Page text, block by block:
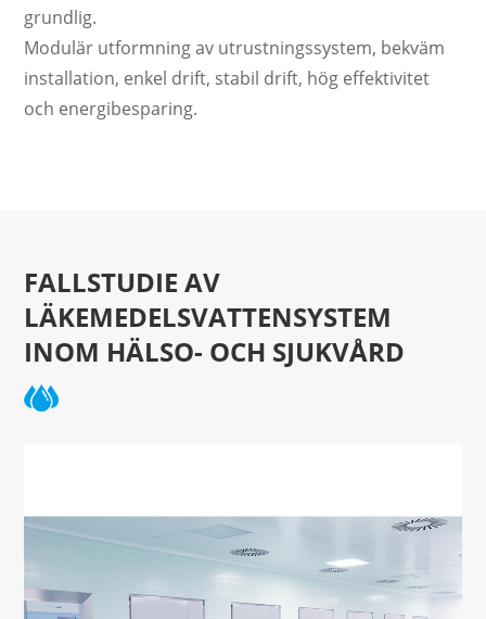
grundlig.
Modulär utformning av utrustningssystem, bekväm
installation, enkel drift, stabil drift, hög effektivitet
och energibesparing.
FALLSTUDIE AV
LÄKEMEDELSVATTENSYSTEM
INOM HÄLSO- OCH SJUKVÅRD